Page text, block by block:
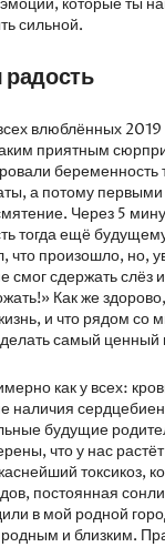
сильной.
влюблённых
приятным
беременность
а потому
Через 5
тогда ещё
что произошло, но,
смог сдержать слёз
Как же
и что рядом со
самый ценный
как у всех:
наличия
будущие
что у нас
токсикоз,
постоянная
в мой родной
и близким.